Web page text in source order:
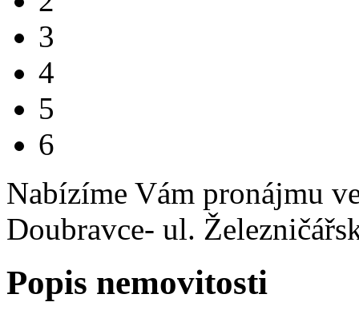
3
4
5
6
Nabízíme Vám pronájmu
Doubravce- ul.
Popis nemovitosti